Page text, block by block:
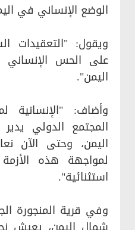
الوضع الإنساني في
ويقول: "التعقيدات
على الحس الإنساني
اليمن".
وأضاف:
المجتمع الدولي
اليمن، وحتى الآن
لمواجهة هذه الأزمة
استثنائية".
وفي قرية المنجورة